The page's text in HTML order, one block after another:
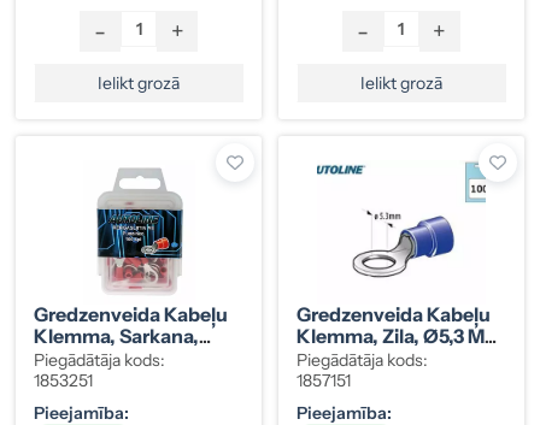
- +
Ielikt grozā
- +
Ielikt grozā
Gredzenveida Kabeļu
Klemma, Sarkana,
Ø8,4 Mm (M8), 100
Gab.
Piegādātāja kods:
1853251
Pieejamība:
Gredzenveida Kabeļu
Klemma, Zila, Ø5,3 Mm
(M5), 100 Gab.
Piegādātāja kods:
1857151
Pieejamība: